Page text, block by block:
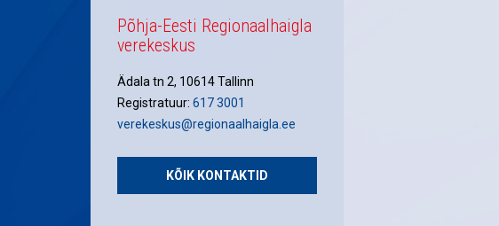
Põhja-Eesti Regionaalhaigla
verekeskus
Ädala tn 2, 10614 Tallinn
Registratuur: 617 3001
verekeskus@regionaalhaigla.ee
KÕIK KONTAKTID